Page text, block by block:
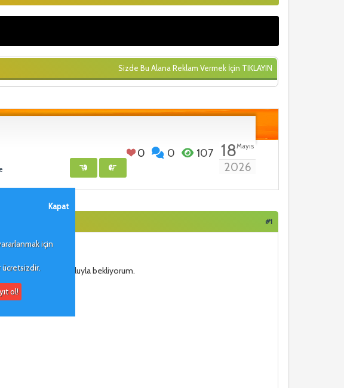
Kapat
için
ücretsizdir.
ol!
Sizde Bu Alana Reklam Vermek İçin TIKLAYIN
0 0 107 18Mayıs
2026
#1
özel mesaj yoluyla bekliyorum.